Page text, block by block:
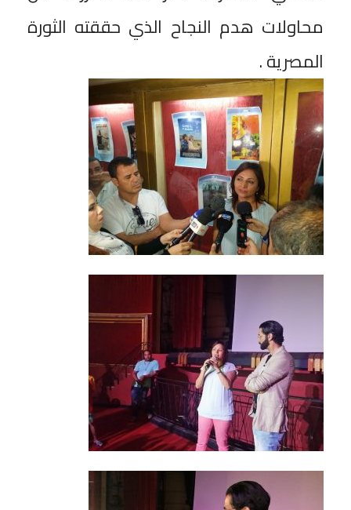
محاولات هدم النجاح الذي حققته الثورة
المصرية .